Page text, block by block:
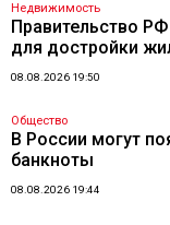
Недвижимость
Правительство РФ
для достройки
08.08.2026 19:50
Общество
В России могут
банкноты
08.08.2026 19:44